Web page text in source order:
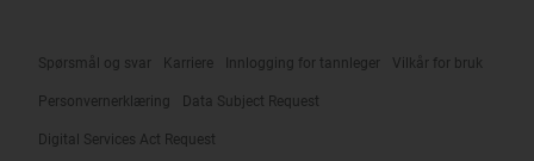
Spørsmål og svar Karriere Innlogging for tannleger Vilkår for bruk
Personvernerklæring Data Subject Request
Digital Services Act Request